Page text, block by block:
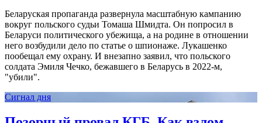
Беларуская пропаганда развернула масштабную кампанию
вокруг польского судьи Томаша Шмидта. Он попросил в
Беларуси политического убежища, а на родине в отношении
него возбудили дело по статье о шпионаже. Лукашенко
пообещал ему охрану. И внезапно заявил, что польского
солдата Эмиля Чечко, бежавшего в Беларусь в 2022-м,
"убили".
Сигнал дня